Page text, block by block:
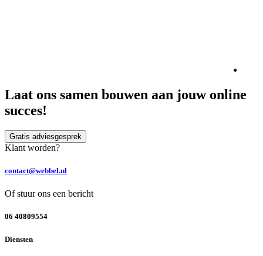
Laat ons samen bouwen aan jouw online
succes!
Gratis adviesgesprek
Klant worden?
contact@webbel.nl
Of stuur ons een bericht
06 40809554
Diensten